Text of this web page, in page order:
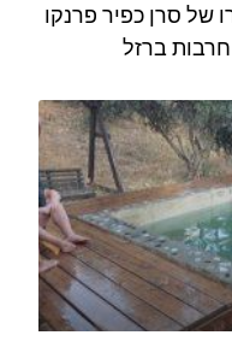
של סרן כפיר פרנקו
ברזל